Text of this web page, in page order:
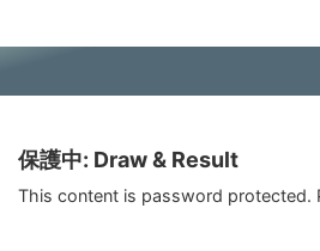
保護中: Draw & Result
This content is password protected.